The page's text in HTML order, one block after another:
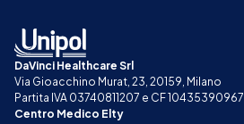
DaVinci Healthcare Srl
Via Gioacchino Murat, 23, 20159, Milano
Partita IVA 03740811207 e CF 10435390967
Centro Medico Elty